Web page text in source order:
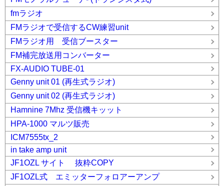
fmラジオ
FMラジオで受信するCW練習unit
FMラジオ用 受信ブースター
FM補完放送用コンバーター
FX-AUDIO TUBE-01
Genny unit 01 (再生式ラジオ)
Genny unit 02 (再生式ラジオ)
Hamnine 7Mhz 受信機キッット
HPA-1000 マルツ販売
ICM7555tx_2
in take amp unit
JF1OZL サイト 抜粋COPY
JF1OZL式 エミッターフォロアーアンプ